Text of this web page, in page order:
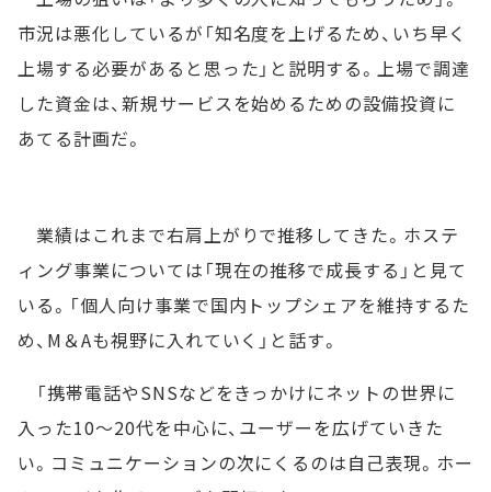
市況は悪化しているが「知名度を上げるため、いち早く
上場する必要があると思った」と説明する。上場で調達
した資金は、新規サービスを始めるための設備投資に
あてる計画だ。
業績はこれまで右肩上がりで推移してきた。ホステ
ィング事業については「現在の推移で成長する」と見て
いる。「個人向け事業で国内トップシェアを維持するた
め、M＆Aも視野に入れていく」と話す。
「携帯電話やSNSなどをきっかけにネットの世界に
入った10～20代を中心に、ユーザーを広げていきた
い。コミュニケーションの次にくるのは自己表現。ホー